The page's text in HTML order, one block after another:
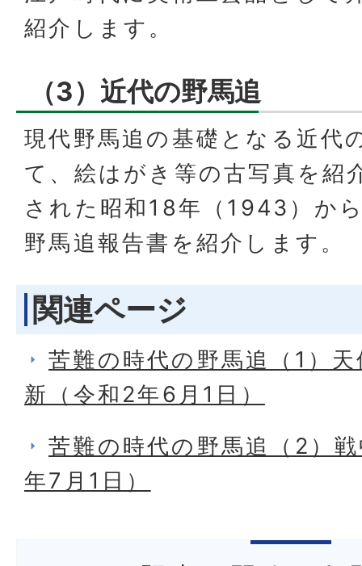
紹介します。
（3）近代の野馬追
現代野馬追の基礎となる近代
て、絵はがき等の古写真を紹
された昭和18年（1943）か
野馬追報告書を紹介します。
関連ページ
苦難の時代の野馬追（1）
新（令和2年6月1日）
苦難の時代の野馬追（2）
年7月1日）